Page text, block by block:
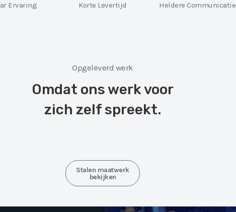
Ervaring Korte Levertijd Heldere Communicatie
Opgeleverd werk
Omdat ons werk voor
zich zelf spreekt.
Stalen maatwerk
bekijken